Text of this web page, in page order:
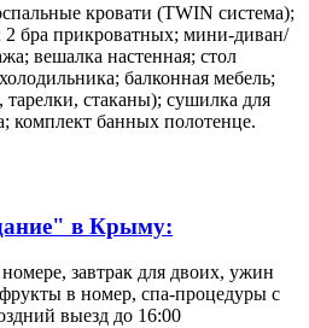
кровати (TWIN система);
бра прикроватных; мини-диван/
вешалка настенная; стол
балконная мебель;
стаканы); сушилка для
комплект банных полотенце.
в Крыму:
завтрак для двоих, ужин
в номер, спа-процедуры с
выезд до 16:00